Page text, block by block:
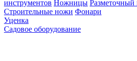
инструментов Ножницы Разметочный
Строительные ножи Фонари
Уценка
Садовое оборудование